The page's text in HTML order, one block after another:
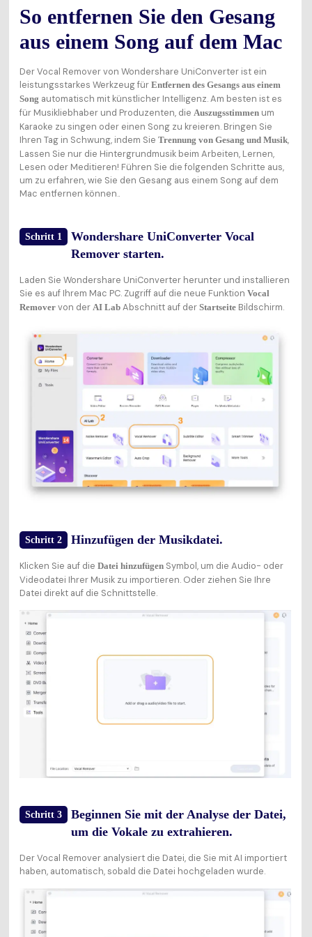
So entfernen Sie den Gesang
aus einem Song auf dem Mac
Der Vocal Remover von Wondershare UniConverter ist ein
leistungsstarkes Werkzeug für Entfernen des Gesangs aus einem
Song automatisch mit künstlicher Intelligenz. Am besten ist es
für Musikliebhaber und Produzenten, die Auszugsstimmenum
Karaoke zu singen oder einen Song zu kreieren. Bringen Sie
Ihren Tag in Schwung, indem Sie Trennung von Gesang und Musik,
Lassen Sie nur die Hintergrundmusik beim Arbeiten, Lernen,
Lesen oder Meditieren! Führen Sie die folgenden Schritte aus,
um zu erfahren, wie Sie den Gesang aus einem Song auf dem
Mac entfernen können..
Schritt 1
Wondershare UniConverter Vocal
Remover starten.
Laden Sie Wondershare UniConverter herunter und installieren
Sie es auf Ihrem Mac PC. Zugriff auf die neue Funktion Vocal
Removervon der AI LabAbschnitt auf der StartseiteBildschirm.
Schritt 2 Hinzufügen der Musikdatei.
Klicken Sie auf die Datei hinzufügenSymbol, um die Audio- oder
Videodatei Ihrer Musik zu importieren. Oder ziehen Sie Ihre
Datei direkt auf die Schnittstelle.
Schritt 3
Beginnen Sie mit der Analyse der Datei,
um die Vokale zu extrahieren.
Der Vocal Remover analysiert die Datei, die Sie mit AI importiert
haben, automatisch, sobald die Datei hochgeladen wurde.